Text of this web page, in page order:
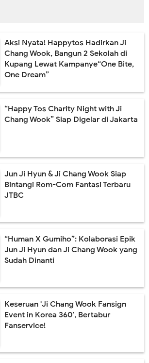
Aksi Nyata! Happytos Hadirkan Ji
Chang Wook, Bangun 2 Sekolah di
Kupang Lewat Kampanye“One Bite,
One Dream”
“Happy Tos Charity Night with Ji
Chang Wook” Siap Digelar di Jakarta
Jun Ji Hyun & Ji Chang Wook Siap
Bintangi Rom-Com Fantasi Terbaru
JTBC
“Human X Gumiho”: Kolaborasi Epik
Jun Ji Hyun dan Ji Chang Wook yang
Sudah Dinanti
Keseruan 'Ji Chang Wook Fansign
Event in Korea 360', Bertabur
Fanservice!